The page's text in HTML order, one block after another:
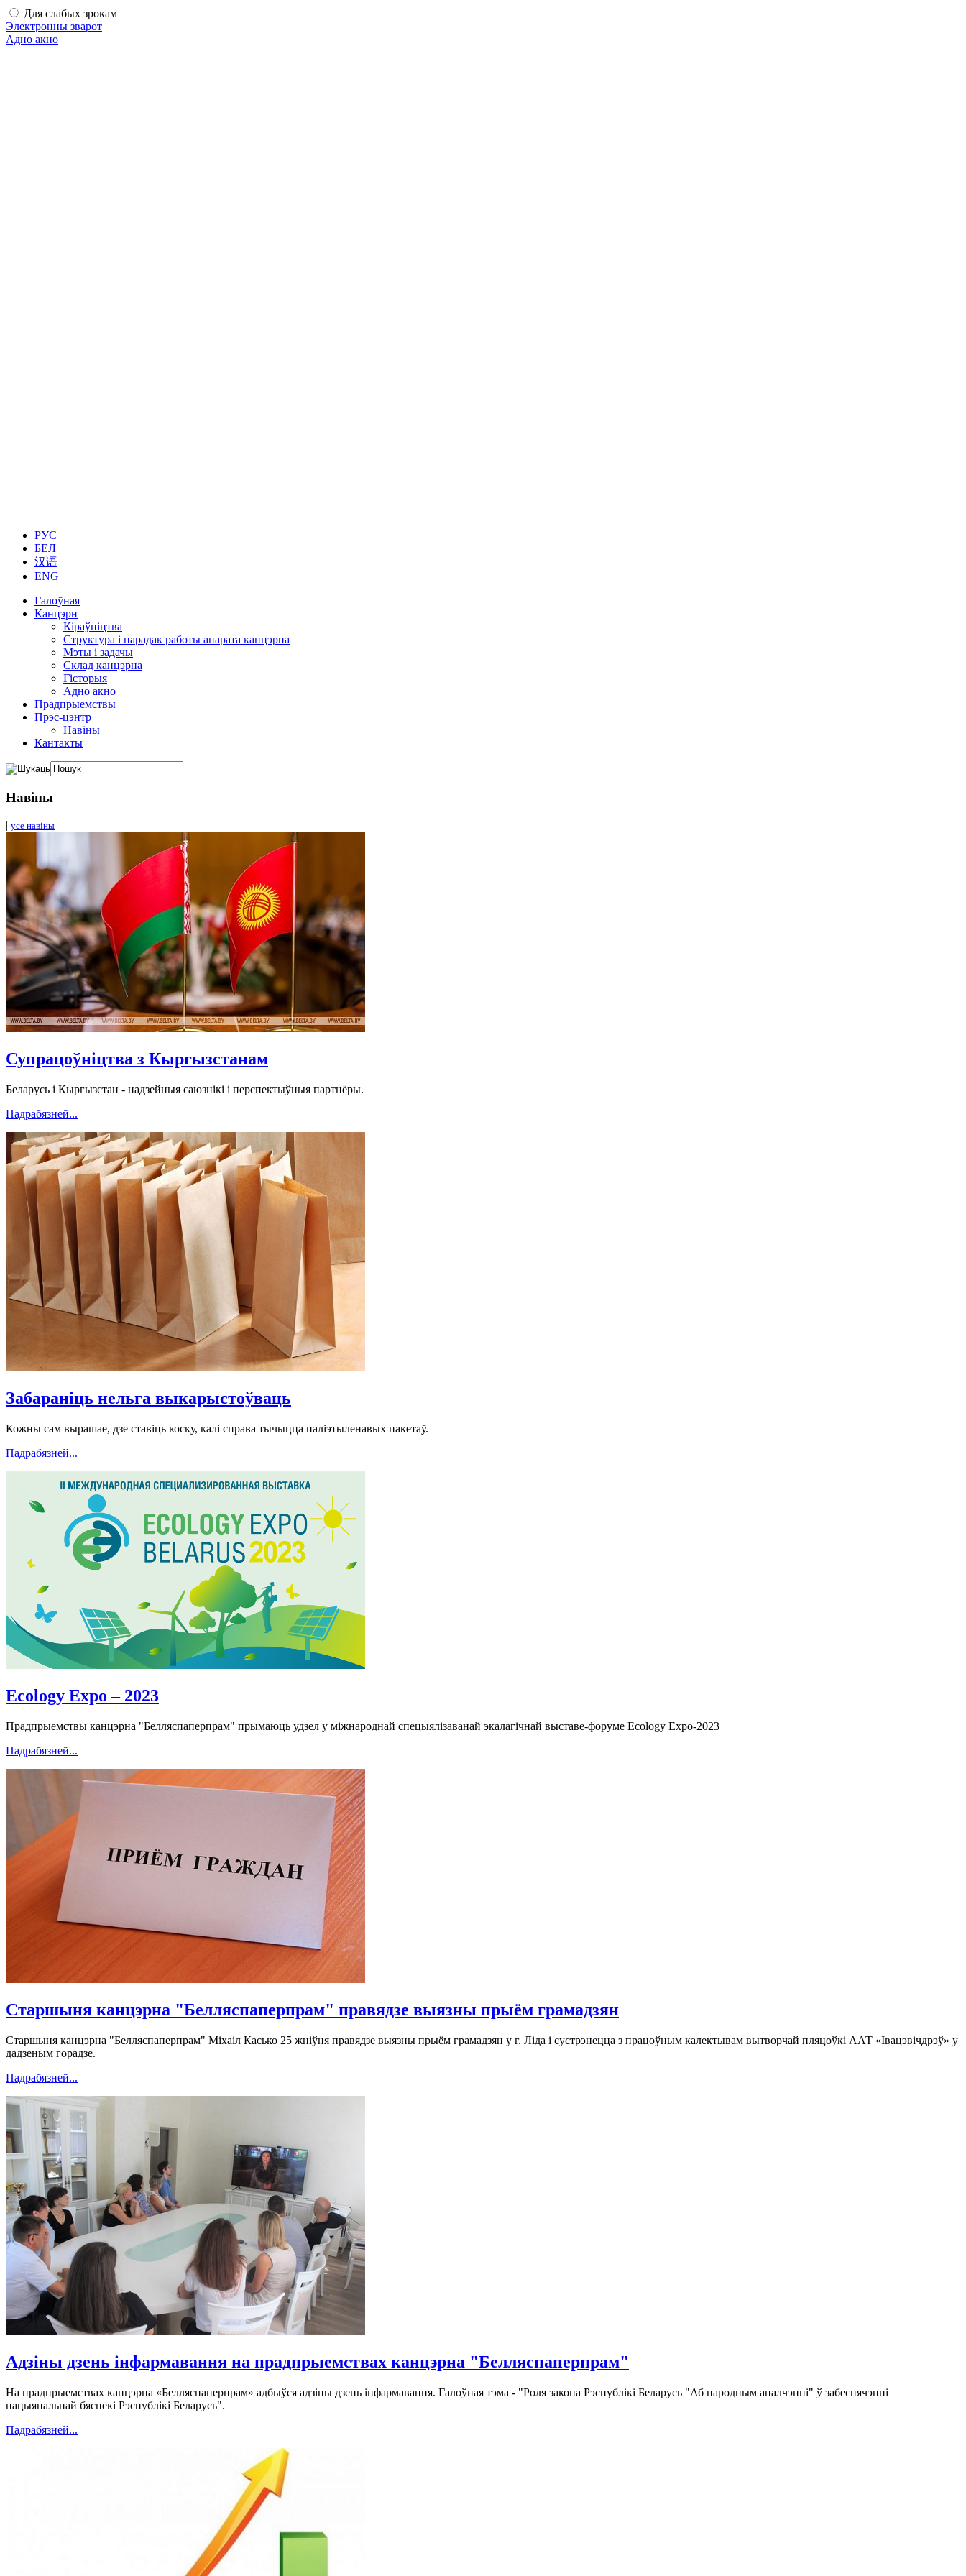
Для слабых зрокам
Электронны зварот
Адно акно
РУС
БЕЛ
汉语
ENG
Галоўная
Канцэрн
Кіраўніцтва
Структура і парадак работы апарата канцэрна
Мэты і задачы
Склад канцэрна
Гісторыя
Адно акно
Прадпрыемствы
Прэс-цэнтр
Навіны
Кантакты
Навіны
| усе навіны
Супрацоўніцтва з Кыргызстанам
Беларусь і Кыргызстан - надзейныя саюзнікі і перспектыўныя партнёры.
Падрабязней...
Забараніць нельга выкарыстоўваць
Кожны сам вырашае, дзе ставіць коску, калі справа тычыцца паліэтыленавых пакетаў.
Падрабязней...
Ecology Expo – 2023
Прадпрыемствы канцэрна "Белляспаперпрам" прымаюць удзел у міжнароднай спецыялізаванай экалагічнай выставе-форуме Ecology Expo-2023
Падрабязней...
Старшыня канцэрна "Белляспаперпрам" правядзе выязны прыём грамадзян
Старшыня канцэрна "Белляспаперпрам" Міхаіл Касько 25 жніўня правядзе выязны прыём грамадзян у г. Ліда і сустрэнецца з працоўным калектывам вытворчай пляцоўкі ААТ «Івацэвічдрэў» у
дадзеным горадзе.
Падрабязней...
Адзіны дзень інфармавання на прадпрыемствах канцэрна "Белляспаперпрам"
На прадпрыемствах канцэрна «Белляспаперпрам» адбыўся адзіны дзень інфармавання. Галоўная тэма - "Роля закона Рэспублікі Беларусь "Аб народным апалчэнні" ў забеспячэнні
нацыянальнай бяспекі Рэспублікі Беларусь".
Падрабязней...